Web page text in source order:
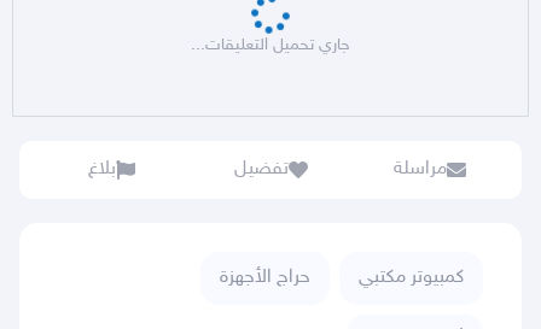
جاري تحميل التعليقات...
مراسلة تفضيل بلاغ
كمبيوتر مكتبي حراج الأجهزة